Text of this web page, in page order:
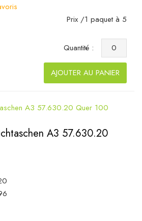
Prix /1 paquet à 5
Quantité :
AJOUTER AU PANIER
A3 57.630.20